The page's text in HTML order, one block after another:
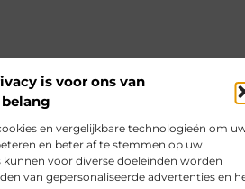
is voor ons van
en vergelijkbare technologieën om
en beter af te stemmen op uw
kunnen voor diverse doeleinden worden
van gepersonaliseerde advertenties en